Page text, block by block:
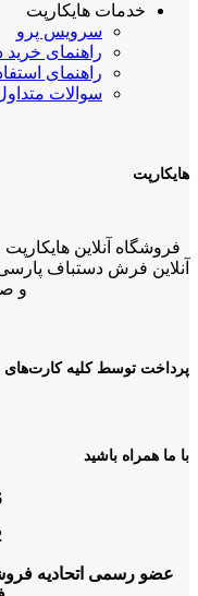
خدمات هایکارپت
سرویس پرو
راهنمای خرید
راهنمای
سوالات
هایکارپت
فروشگاه آنلاین
آنلاین فرش دستباف
و
پرداخت توسط کلیه کارت‌های
با ما همراه باشید
عضو رسمی اتحادیه